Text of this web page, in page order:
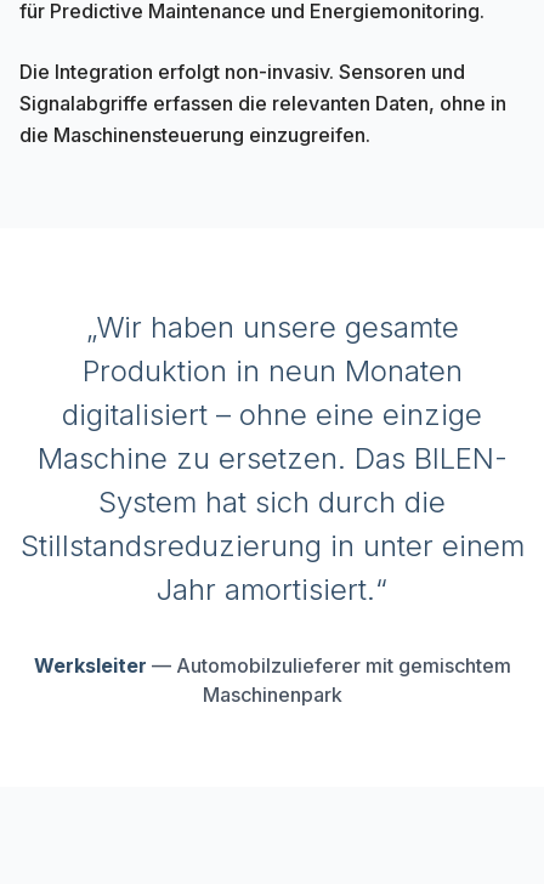
für Predictive Maintenance und Energiemonitoring.
Die Integration erfolgt non-invasiv. Sensoren und
Signalabgriffe erfassen die relevanten Daten, ohne in
die Maschinensteuerung einzugreifen.
„Wir haben unsere gesamte
Produktion in neun Monaten
digitalisiert – ohne eine einzige
Maschine zu ersetzen. Das BILEN-
System hat sich durch die
Stillstandsreduzierung in unter einem
Jahr amortisiert.“
Werksleiter — Automobilzulieferer mit gemischtem
Maschinenpark